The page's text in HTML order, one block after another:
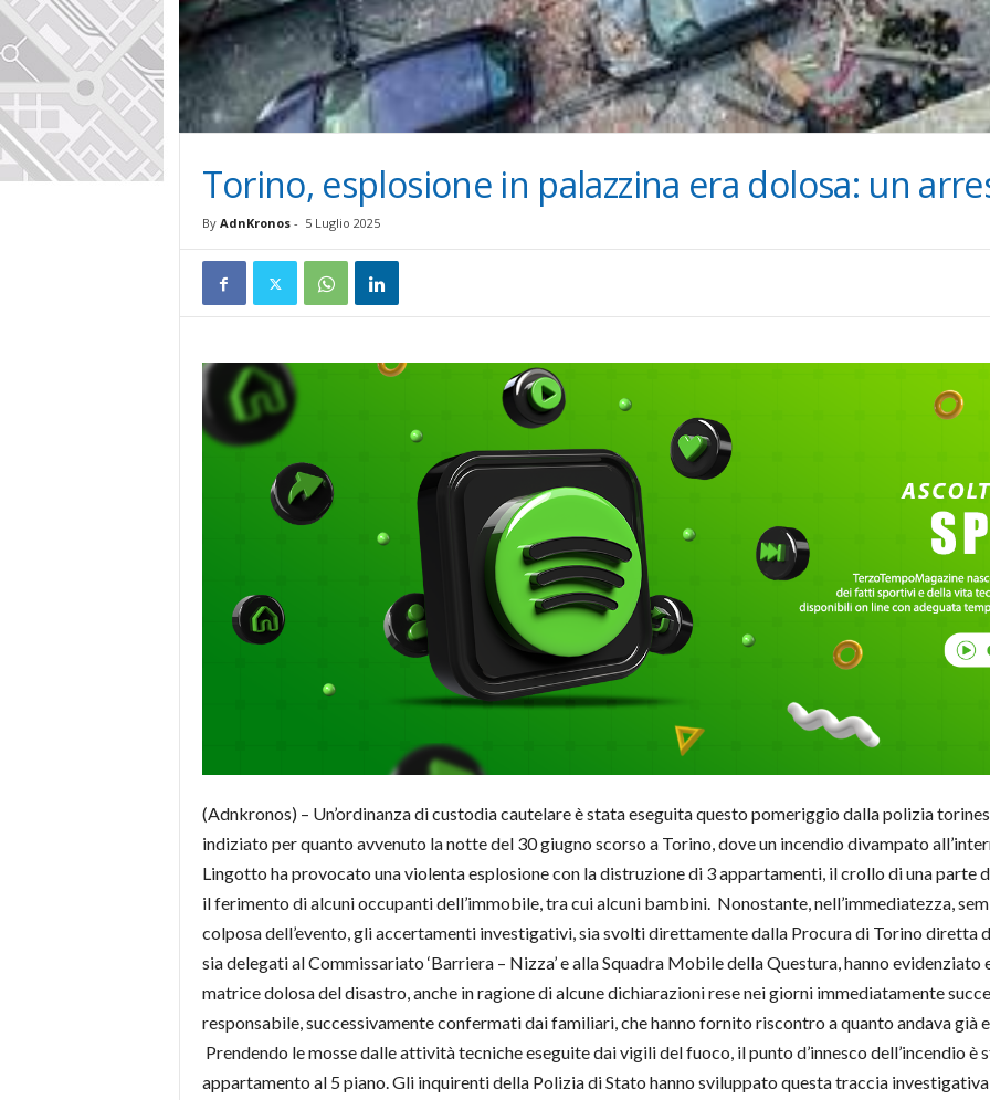
Torino, esplosione in palazzina era dolosa: un
By AdnKronos- 5 Luglio 2025
(Adnkronos) – Un’ordinanza di custodia cautelare è stata eseguita questo pomeriggio dalla polizia
indiziato per quanto avvenuto la notte del 30 giugno scorso a Torino, dove un incendio divampato
Lingotto ha provocato una violenta esplosione con la distruzione di 3 appartamenti, il crollo di una parte
il ferimento di alcuni occupanti dell’immobile, tra cui alcuni bambini. Nonostante, nell’immediatezza,
colposa dell’evento, gli accertamenti investigativi, sia svolti direttamente dalla Procura di Torino
sia delegati al Commissariato ‘Barriera – Nizza’ e alla Squadra Mobile della Questura, hanno
matrice dolosa del disastro, anche in ragione di alcune dichiarazioni rese nei giorni immediatamente
responsabile, successivamente confermati dai familiari, che hanno fornito riscontro a quanto andava già
Prendendo le mosse dalle attività tecniche eseguite dai vigili del fuoco, il punto d’innesco dell’incendio
appartamento al 5 piano. Gli inquirenti della Polizia di Stato hanno sviluppato questa traccia